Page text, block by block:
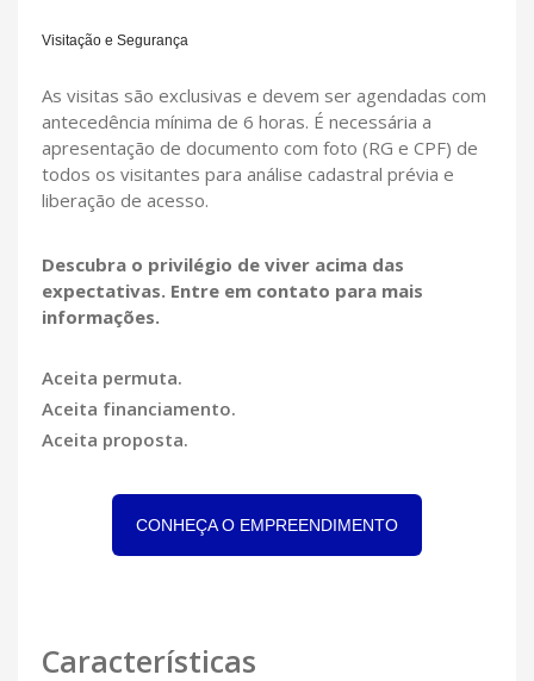
Visitação e Segurança
As visitas são exclusivas e devem ser agendadas com
antecedência mínima de 6 horas. É necessária a
apresentação de documento com foto (RG e CPF) de
todos os visitantes para análise cadastral prévia e
liberação de acesso.
Descubra o privilégio de viver acima das
expectativas. Entre em contato para mais
informações.
Aceita permuta.
Aceita financiamento.
Aceita proposta.
CONHEÇA O EMPREENDIMENTO
Características